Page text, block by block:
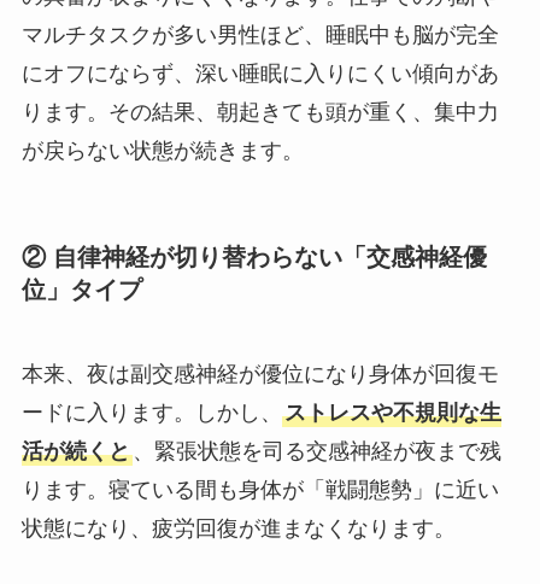
マルチタスクが多い男性ほど、睡眠中も脳が完全
にオフにならず、深い睡眠に入りにくい傾向があ
ります。その結果、朝起きても頭が重く、集中力
が戻らない状態が続きます。
② 自律神経が切り替わらない「交感神経優
位」タイプ
本来、夜は副交感神経が優位になり身体が回復モ
ードに入ります。しかし、 ストレスや不規則な生
活が続くと、緊張状態を司る交感神経が夜まで残
ります。寝ている間も身体が「戦闘態勢」に近い
状態になり、疲労回復が進まなくなります。